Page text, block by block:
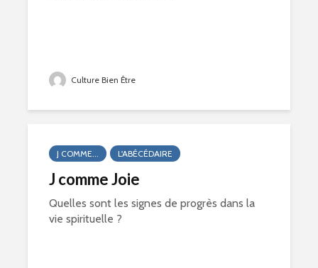
Culture Bien Être
J COMME... L'ABÉCÉDAIRE
J comme Joie
Quelles sont les signes de progrès dans la
vie spirituelle ?